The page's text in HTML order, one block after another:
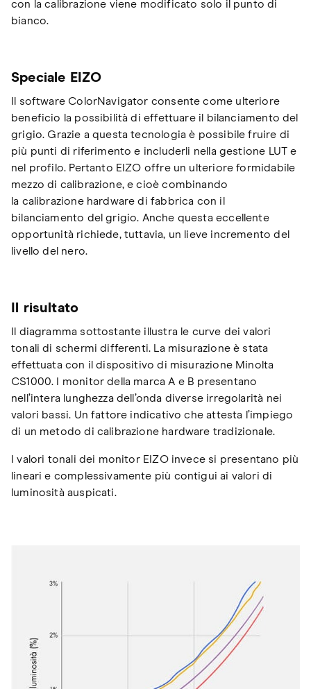
con la calibrazione viene modificato solo il punto di
bianco.
Speciale EIZO
Il software ColorNavigator consente come ulteriore
beneficio la possibilità di effettuare il bilanciamento del
grigio. Grazie a questa tecnologia è possibile fruire di
più punti di riferimento e includerli nella gestione LUT e
nel profilo. Pertanto EIZO offre un ulteriore formidabile
mezzo di calibrazione, e cioè combinando
la calibrazione hardware di fabbrica con il
bilanciamento del grigio. Anche questa eccellente
opportunità richiede, tuttavia, un lieve incremento del
livello del nero.
Il risultato
Il diagramma sottostante illustra le curve dei valori
tonali di schermi differenti. La misurazione è stata
effettuata con il dispositivo di misurazione Minolta
CS1000. I monitor della marca A e B presentano
nell’intera lunghezza dell’onda diverse irregolarità nei
valori bassi. Un fattore indicativo che attesta l’impiego
di un metodo di calibrazione hardware tradizionale.
I valori tonali dei monitor EIZO invece si presentano più
lineari e complessivamente più contigui ai valori di
luminosità auspicati.